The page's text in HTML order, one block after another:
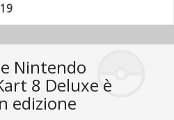
Nintendo
8 Deluxe è
edizione